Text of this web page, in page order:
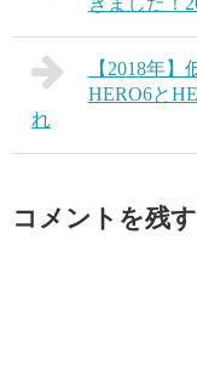
【2018年】
HERO6と
れ
コメントを残す